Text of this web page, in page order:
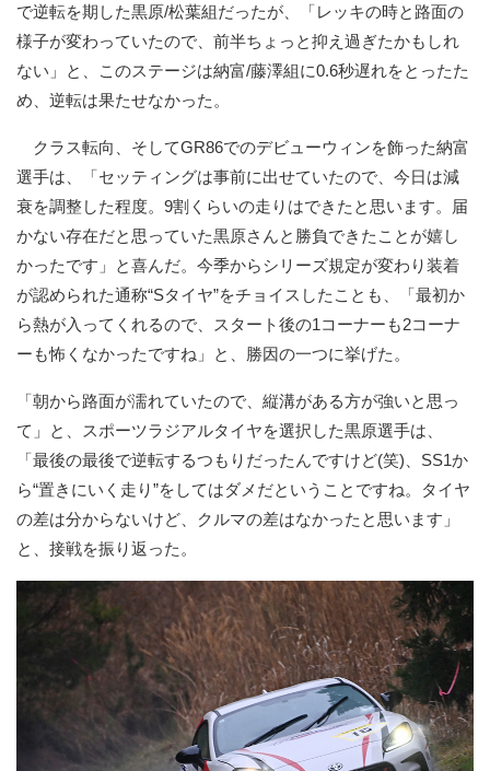
で逆転を期した黒原/松葉組だったが、「レッキの時と路面の
様子が変わっていたので、前半ちょっと抑え過ぎたかもしれ
ない」と、このステージは納富/藤澤組に0.6秒遅れをとったた
め、逆転は果たせなかった。
クラス転向、そしてGR86でのデビューウィンを飾った納富
選手は、「セッティングは事前に出せていたので、今日は減
衰を調整した程度。9割くらいの走りはできたと思います。届
かない存在だと思っていた黒原さんと勝負できたことが嬉し
かったです」と喜んだ。今季からシリーズ規定が変わり装着
が認められた通称“Sタイヤ”をチョイスしたことも、「最初か
ら熱が入ってくれるので、スタート後の1コーナーも2コーナ
ーも怖くなかったですね」と、勝因の一つに挙げた。
「朝から路面が濡れていたので、縦溝がある方が強いと思っ
て」と、スポーツラジアルタイヤを選択した黒原選手は、
「最後の最後で逆転するつもりだったんですけど(笑)、SS1か
ら“置きにいく走り”をしてはダメだということですね。タイヤ
の差は分からないけど、クルマの差はなかったと思います」
と、接戦を振り返った。